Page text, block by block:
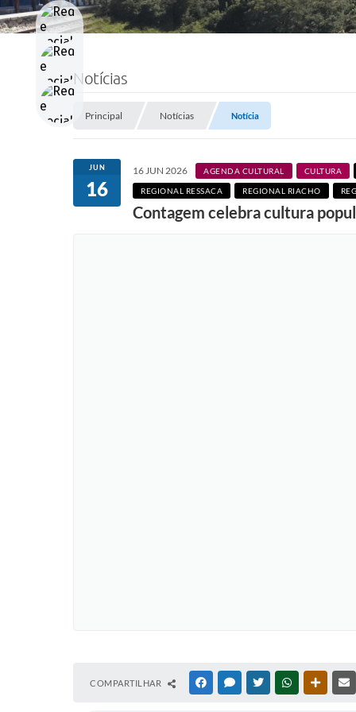
Notícias
Principal Notícias Notícia
JUN
16
16 JUN 2026 AGENDA CULTURAL CULTURA
REGIONAL RESSACA REGIONAL RIACHO
Contagem celebra cultura
COMPARTILHAR FACEBOOKMESSENGER
TWITTERWHATSAPP